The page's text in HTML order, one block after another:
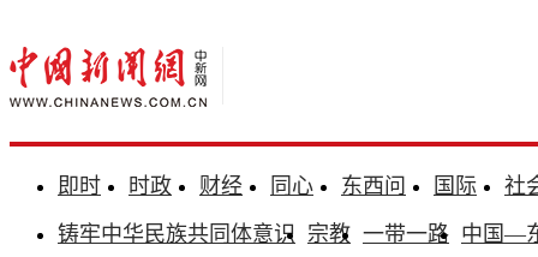
即时 时政 财经 同心 东西问 国际
社
铸牢中华民族共同体意识 宗教 一带一路 中国—